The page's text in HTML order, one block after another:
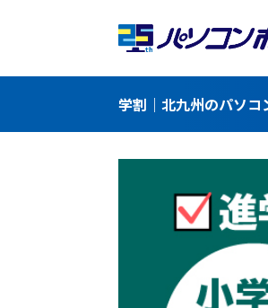
学割｜北九州のパソ